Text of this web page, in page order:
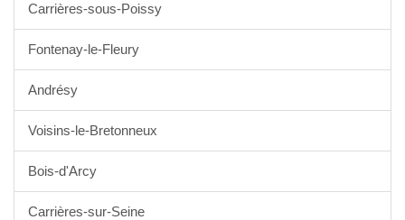
Carrières-sous-Poissy
Fontenay-le-Fleury
Andrésy
Voisins-le-Bretonneux
Bois-d'Arcy
Carrières-sur-Seine